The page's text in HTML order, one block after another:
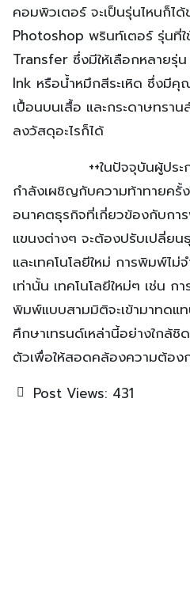
คอมพิวเตอร์ จะเป็นรุ่นไหนก็ไ
Photoshop พรินท์เตอร์ รุ่นที่
Transfer ซึ่งมีให้เลือกหลายรุ่
Ink หรือน้ำหมึกสีระเหิด ซึ่งมี
เปื้อนบนเสื้อ และกระดาษทรา
ลงวัสดุอะไรก็ได้
++ในปัจจุบันผู้ประกอบ
กำลังเผชิญกับความท้าทายครั้
อนาคตธุรกิจที่เกี่ยวข้องกับก
แขนงต่างๆ จะต้องปรับเปลี่ย
และเทคโนโลยีใหม่ การพิมพ์ไ
เท่านั้น เทคโนโลยีใหม่ๆ เช่น
พิมพ์แบบสามมิติจะเข้ามาทดแ
ศึกษาเทรนด์เหล่านี้อย่างใกล้
ตัวเพื่อให้สอดคล้องความต้อง
Post Views: 431